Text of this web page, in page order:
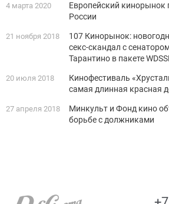
4 марта 2020
Европейский кинорынок
России
21 ноября 2018
107 Кинорынок:
секс-скандал с
Тарантино в пакете
20 июля 2018
Кинофестиваль
самая длинная красная
27 апреля 2018
Минкульт и Фонд кино
борьбе с должниками